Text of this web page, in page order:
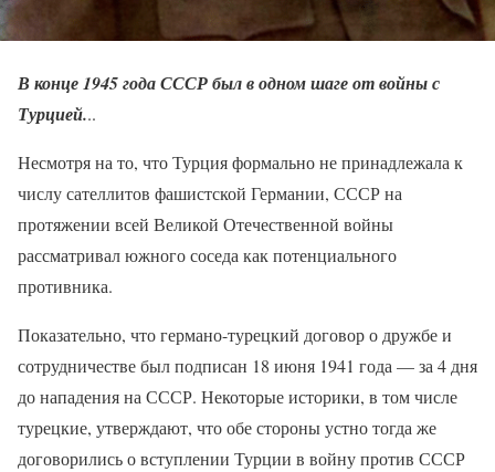
В конце 1945 года СССР был в одном шаге от войны с
Турцией...
Несмотря на то, что Турция формально не принадлежала к
числу сателлитов фашистской Германии, СССР на
протяжении всей Великой Отечественной войны
рассматривал южного соседа как потенциального
противника.
Показательно, что германо-турецкий договор о дружбе и
сотрудничестве был подписан 18 июня 1941 года — за 4 дня
до нападения на СССР. Некоторые историки, в том числе
турецкие, утверждают, что обе стороны устно тогда же
договорились о вступлении Турции в войну против СССР